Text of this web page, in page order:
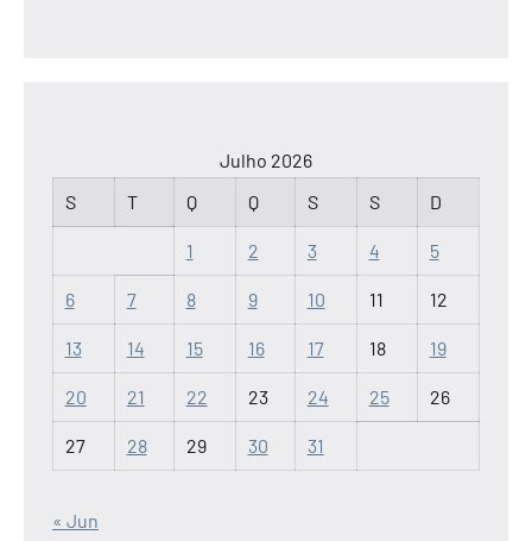
Julho 2026
S
T Q Q S S D
1 2 3 4 5
6 7 8 9 10 11 12
13 14 15 16 17 18 19
20 21 22 23 24 25 26
27 28 29 30 31
« Jun